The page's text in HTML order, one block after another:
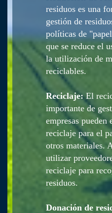
residuos es una
gestión de
políticas de
que se reduce el
la utilización de
reciclables.
Reciclaje:El
importante de
empresas pueden
reciclaje para el
otros materiales.
utilizar
reciclaje para
residuos.
Donación de